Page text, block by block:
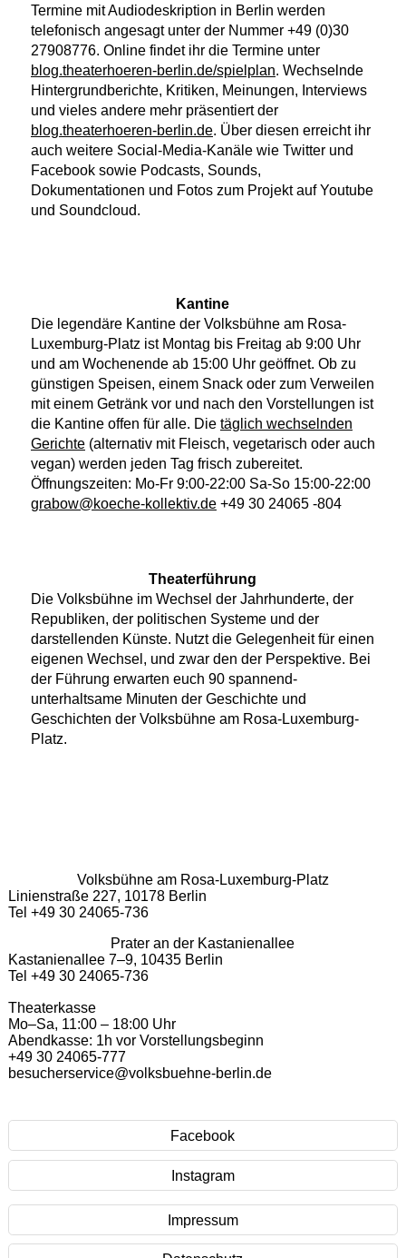
Termine mit Audiodeskription in Berlin werden
telefonisch angesagt unter der Nummer +49 (0)30
27908776. Online findet ihr die Termine unter
blog.theaterhoeren-berlin.de/spielplan. Wechselnde
Hintergrundberichte, Kritiken, Meinungen, Interviews
und vieles andere mehr präsentiert der
blog.theaterhoeren-berlin.de. Über diesen erreicht ihr
auch weitere Social-Media-Kanäle wie Twitter und
Facebook sowie Podcasts, Sounds,
Dokumentationen und Fotos zum Projekt auf Youtube
und Soundcloud.
Kantine
Die legendäre Kantine der Volksbühne am Rosa-
Luxemburg-Platz ist Montag bis Freitag ab 9:00 Uhr
und am Wochenende ab 15:00 Uhr geöffnet. Ob zu
günstigen Speisen, einem Snack oder zum Verweilen
mit einem Getränk vor und nach den Vorstellungen ist
die Kantine offen für alle. Die täglich wechselnden
Gerichte(alternativ mit Fleisch, vegetarisch oder auch
vegan) werden jeden Tag frisch zubereitet.
Öffnungszeiten: Mo-Fr 9:00-22:00 Sa-So 15:00-22:00
grabow@koeche-kollektiv.de+49 30 24065 -804
Theaterführung
Die Volksbühne im Wechsel der Jahrhunderte, der
Republiken, der politischen Systeme und der
darstellenden Künste. Nutzt die Gelegenheit für einen
eigenen Wechsel, und zwar den der Perspektive. Bei
der Führung erwarten euch 90 spannend-
unterhaltsame Minuten der Geschichte und
Geschichten der Volksbühne am Rosa-Luxemburg-
Platz.
Volksbühne am Rosa-Luxemburg-Platz
Linienstraße 227, 10178 Berlin
Tel +49 30 24065-736
Prater an der Kastanienallee
Kastanienallee 7–9, 10435 Berlin
Tel +49 30 24065-736
Theaterkasse
Mo–Sa, 11:00 – 18:00 Uhr
Abendkasse: 1h vor Vorstellungsbeginn
+49 30 24065-777
besucherservice@volksbuehne-berlin.de
Facebook
Instagram
Impressum